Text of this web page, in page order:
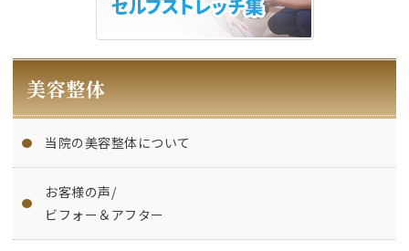
美容整体
当院の美容整体について
お客様の声/
ビフォー＆アフター